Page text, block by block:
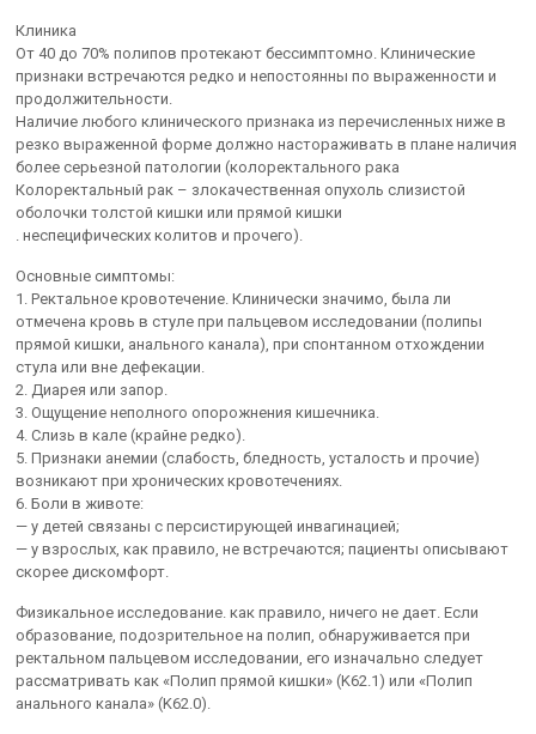
Клиника
От 40 до 70% полипов протекают бессимптомно. Клинические
признаки встречаются редко и непостоянны по выраженности и
продолжительности.
Наличие любого клинического признака из перечисленных ниже в
резко выраженной форме должно настораживать в плане наличия
более серьезной патологии (колоректального рака
Колоректальный рак – злокачественная опухоль слизистой
оболочки толстой кишки или прямой кишки
. неспецифических колитов и прочего).
Основные симптомы:
1. Ректальное кровотечение. Клинически значимо, была ли
отмечена кровь в стуле при пальцевом исследовании (полипы
прямой кишки, анального канала), при спонтанном отхождении
стула или вне дефекации.
2. Диарея или запор.
3. Ощущение неполного опорожнения кишечника.
4. Слизь в кале (крайне редко).
5. Признаки анемии (слабость, бледность, усталость и прочие)
возникают при хронических кровотечениях.
6. Боли в животе:
— у детей связаны с персистирующей инвагинацией;
— у взрослых, как правило, не встречаются; пациенты описывают
скорее дискомфорт.
Физикальное исследование. как правило, ничего не дает. Если
образование, подозрительное на полип, обнаруживается при
ректальном пальцевом исследовании, его изначально следует
рассматривать как «Полип прямой кишки» (K62.1) или «Полип
анального канала» (K62.0).